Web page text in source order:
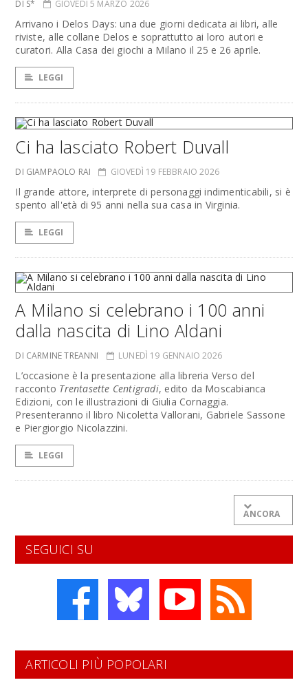
DI S* GIOVEDÌ 5 MARZO 2026
Arrivano i Delos Days: una due giorni dedicata ai libri, alle
riviste, alle collane Delos e soprattutto ai loro autori e
curatori. Alla Casa dei giochi a Milano il 25 e 26 aprile.
LEGGI
Ci ha lasciato Robert Duvall
DI GIAMPAOLO RAI GIOVEDÌ 19 FEBBRAIO 2026
Il grande attore, interprete di personaggi indimenticabili, si è
spento all'età di 95 anni nella sua casa in Virginia.
LEGGI
A Milano si celebrano i 100 anni
dalla nascita di Lino Aldani
DI CARMINE TREANNI LUNEDÌ 19 GENNAIO 2026
L’occasione è la presentazione alla libreria Verso del
racconto Trentasette Centigradi, edito da Moscabianca
Edizioni, con le illustrazioni di Giulia Cornaggia.
Presenteranno il libro Nicoletta Vallorani, Gabriele Sassone
e Piergiorgio Nicolazzini.
LEGGI
ANCORA
SEGUICI SU
ARTICOLI PIÙ POPOLARI